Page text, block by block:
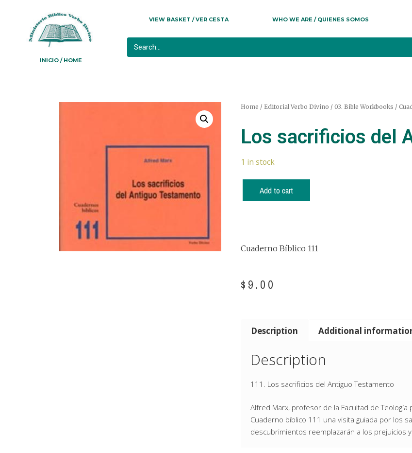
INICIO / HOME
VIEW BASKET / VER CESTA WHO WE ARE / QUIENES SOMOS
Home / Editorial Verbo Divino / 03. Bible Workbooks /
Los sacrificios del
1 in stock
Add to cart
Cuaderno Bíblico 111
$ 9.00
Description Additional
Description
111. Los sacrificios del Antiguo Testamento
Alfred Marx, profesor de la Facultad de
Cuaderno bíblico 111 una visita guiada por los
descubrimientos reemplazarán a los prejuicios y